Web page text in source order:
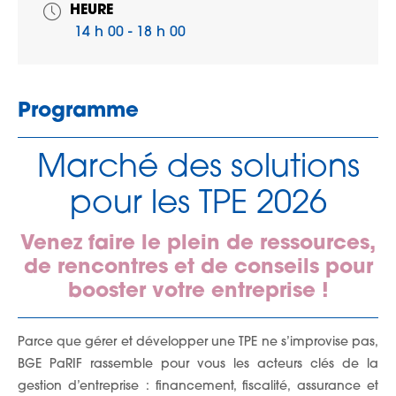
HEURE
14 h 00 - 18 h 00
Programme
Marché des solutions
pour les TPE 2026
Venez faire le plein de ressources,
de rencontres et de conseils pour
booster votre entreprise !
Parce que gérer et développer une TPE ne s’improvise pas,
BGE PaRIF rassemble pour vous les acteurs clés de la
gestion d’entreprise : financement, fiscalité, assurance et